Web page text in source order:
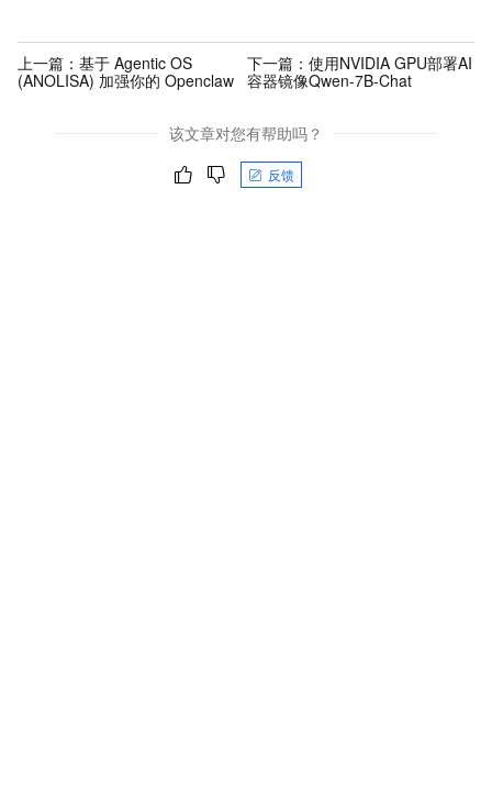
上一篇： 基于 Agentic OS
(ANOLISA) 加强你的 Openclaw
下一篇：使用NVIDIA GPU部署AI
容器镜像Qwen-7B-Chat
该文章对您有帮助吗？
反馈